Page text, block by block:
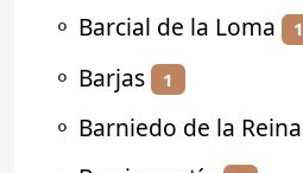
⚬ Barcial de la Loma 1
⚬ Barjas 1
⚬ Barniedo de la Reina